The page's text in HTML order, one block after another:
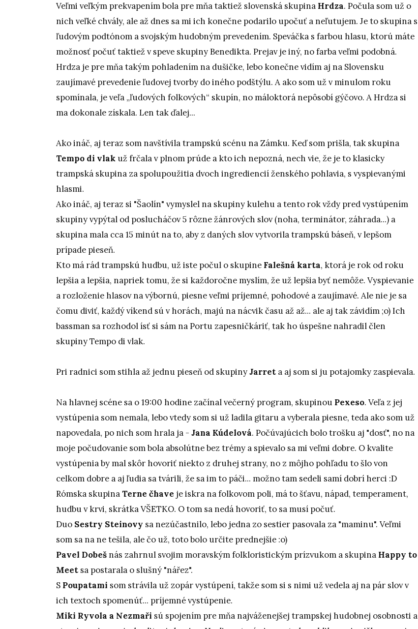
Veľmi veľkým prekvapením bola pre mňa taktiež slovenská skupina Hrdza. Počula som už o
nich veľké chvály, ale až dnes sa mi ich konečne podarilo upočuť a neľutujem. Je to skupina s
ľudovým podtónom a svojským hudobným prevedením. Speváčka s farbou hlasu, ktorú máte
možnosť počuť taktiež v speve skupiny Benedikta. Prejav je iný, no farba veľmi podobná.
Hrdza je pre mňa takým pohladením na dušičke, lebo konečne vidím aj na Slovensku
zaujímavé prevedenie ľudovej tvorby do iného podštýlu. A ako som už v minulom roku
spomínala, je veľa „ľudových folkových“ skupín, no máloktorá nepôsobí gýčovo. A Hrdza si
ma dokonale získala. Len tak ďalej...
Ako ináč, aj teraz som navštívila trampskú scénu na Zámku. Keď som prišla, tak skupina
Tempo di vlak už frčala v plnom prúde a kto ich nepozná, nech vie, že je to klasicky
trampská skupina za spolupoužitia dvoch ingrediencií ženského pohlavia, s vyspievanými
hlasmi.
Ako ináč, aj teraz si "Šaolín" vymyslel na skupiny kulehu a tento rok vždy pred vystúpením
skupiny vypýtal od poslucháčov 5 rôzne žánrových slov (noha, terminátor, záhrada...) a
skupina mala cca 15 minút na to, aby z daných slov vytvorila trampskú báseň, v lepšom
prípade pieseň.
Kto má rád trampskú hudbu, už iste počul o skupine Falešná karta, ktorá je rok od roku
lepšia a lepšia, napriek tomu, že si každoročne myslím, že už lepšia byť nemôže. Vyspievanie
a rozloženie hlasov na výbornú, piesne veľmi príjemné, pohodové a zaujímavé. Ale nie je sa
čomu diviť, každý víkend sú v horách, majú na nácvik času až až... ale aj tak závidím ;o) Ich
bassman sa rozhodol ísť si sám na Portu zapesničkáriť, tak ho úspešne nahradil člen
skupiny Tempo di vlak.
Pri radnici som stihla až jednu pieseň od skupinyJarret a aj som si ju potajomky zaspievala.
Na hlavnej scéne sa o 19:00 hodine začínal večerný program, skupinou Pexeso. Veľa z jej
vystúpenia som nemala, lebo vtedy som si už ladila gitaru a vyberala piesne, teda ako som už
napovedala, po nich som hrala ja - Jana Kúdelová. Počúvajúcich bolo trošku aj "dosť", no na
moje počudovanie som bola absolútne bez trémy a spievalo sa mi veľmi dobre. O kvalite
vystúpenia by mal skôr hovoriť niekto z druhej strany, no z môjho pohľadu to šlo von
celkom dobre a aj ľudia sa tvárili, že sa im to páči... možno tam sedeli samí dobrí herci :D
Rómska skupinaTerne čhave je iskra na folkovom poli, má to šťavu, nápad, temperament,
hudbu v krvi, skrátka VŠETKO. O tom sa nedá hovoriť, to sa musí počuť.
Duo Sestry Steinovy sa nezúčastnilo, lebo jedna zo sestier pasovala za "maminu". Veľmi
som sa na ne tešila, ale čo už, toto bolo určite prednejšie :o)
Pavel Dobeš nás zahrnul svojim moravským folkloristickým prízvukom a skupina Happy to
Meet sa postarala o slušný "nářez".
S Poupatami som strávila už zopár vystúpení, takže som si s nimi už vedela aj na pár slov v
ich textoch spomenúť... príjemné vystúpenie.
Miki Ryvola a Nezmaři sú spojením pre mňa najváženejšej trampskej hudobnej osobnosti a